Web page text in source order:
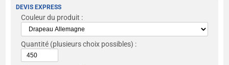
DEVIS EXPRESS
Couleur du produit :
Quantité (plusieurs choix possibles) :